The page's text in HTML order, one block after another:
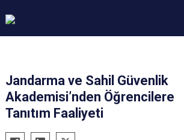
Jandarma ve Sahil Güvenlik
Akademisi’nden Öğrencilere
Tanıtım Faaliyeti